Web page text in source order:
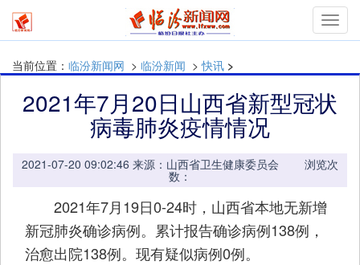
当前位置： 临汾新闻网 > 临汾新闻 >快讯 >
2021年7月20日山西省新型冠状
病毒肺炎疫情情况
2021-07-20 09:02:46 来源：山西省卫生健康委员会 浏览次
数：
2021年7月19日0-24时，山西省本地无新增
新冠肺炎确诊病例。累计报告确诊病例138例，
治愈出院138例。现有疑似病例0例。